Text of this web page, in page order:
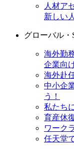
人材ア
新しい
グローバル・
海外勤
企業向け
海外赴
中小企
う！
私たち
育産休
ワーク
任天堂